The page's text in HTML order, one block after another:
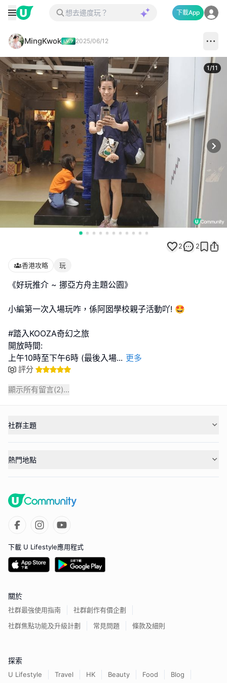
下載App
MingKwok 2025/06/12
1/11
2 2
香港攻略 玩
《好玩推介 ~ 挪亞方舟主題公園》
小編第一次入場玩咋，係阿囡學校親子活動吖! 🤩
#踏入KOOZA奇幻之旅
開放時間:
上午10時至下午6時 (最後入場... 更多
評分
顯示所有留言(2)...
社群主題
熱門地點
下載 U Lifestyle應用程式
關於
社群最強使用指南
社群創作有價企劃
社群焦點功能及升級計劃
常見問題 條款及細則
探索
U Lifestyle Travel HK Beauty Food Blog